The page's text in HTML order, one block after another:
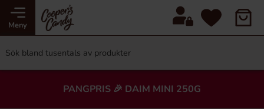
Meny
PANGPRIS 🎉 DAIM MINI 250G